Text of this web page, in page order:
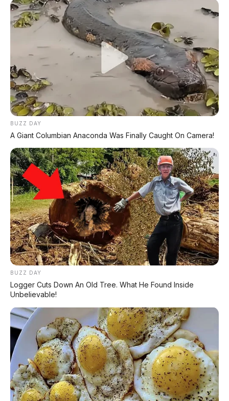
✅ Kelebihan Jetour Freedom 7 Plus
Queen's Passenger Seat– fitur unik yang
tidak dimiliki kompetitor Jepang
Desain kotak gagah– tampil beda dari SUV
kebanyakan
Sasis panjang 2.810 mm– kabin lebih lega
dari Fortuner
Suspensi belakang multilink– kenyamanan
suspensi terjamin
Kabin modern– layar besar minimalis
❌ Kekurangan yang Perlu
Diperhatikan
BUZZ DAY
A Giant Columbian Anaconda Was Finally Caught On Camera!
BUZZ DAY
Logger Cuts Down An Old Tree. What He Found Inside
Unbelievable!